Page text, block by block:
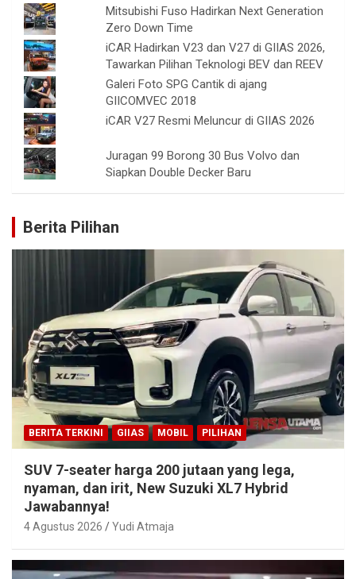
Mitsubishi Fuso Hadirkan Next Generation
Zero Down Time
iCAR Hadirkan V23 dan V27 di GIIAS 2026,
Tawarkan Pilihan Teknologi BEV dan REEV
Galeri Foto SPG Cantik di ajang
GIICOMVEC 2018
iCAR V27 Resmi Meluncur di GIIAS 2026
Juragan 99 Borong 30 Bus Volvo dan
Siapkan Double Decker Baru
Berita Pilihan
BERITA TERKINI GIIAS MOBIL PILIHAN
SUV 7-seater harga 200 jutaan yang lega,
nyaman, dan irit, New Suzuki XL7 Hybrid
Jawabannya!
4 Agustus 2026 Yudi Atmaja